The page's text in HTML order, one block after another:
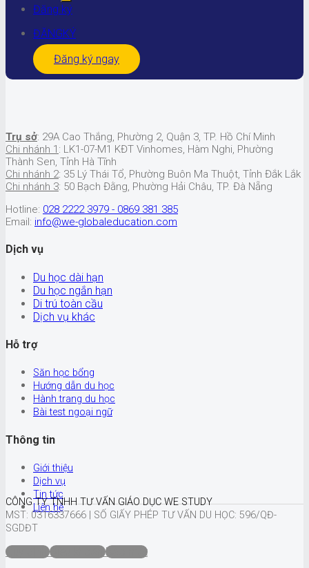
Đăng ký
ĐĂNGKÝ
Đăng ký ngay
Trụ sở: 29A Cao Thắng, Phường 2, Quận 3, TP. Hồ Chí Minh
Chi nhánh 1 : LK1-07-M1 KĐT Vinhomes, Hàm Nghi, Phường
Thành Sen, Tỉnh Hà Tĩnh
Chi nhánh 2: 35 Lý Thái Tổ, Phường Buôn Ma Thuột, Tỉnh Đắk Lắk
Chi nhánh 3: 50 Bạch Đằng, Phường Hải Châu, TP. Đà Nẵng
Hotline: 028 2222 3979 - 0869 381 385
Email: info@we-globaleducation.com
Dịch vụ
Du học dài hạn
Du học ngắn hạn
Di trú toàn cầu
Dịch vụ khác
Hỗ trợ
Săn học bổng
Hướng dẫn du học
Hành trang du học
Bài test ngoại ngữ
Thông tin
Giới thiệu
Dịch vụ
Tin tức
Liên hệ
CÔNG TY TNHH TƯ VẤN GIÁO DỤC WE STUDY
MST: 0316337666 | SỐ GIẤY PHÉP TƯ VẤN DU HỌC: 596/QĐ-
SGDĐT
Quy định Điều khoản Bảo mật